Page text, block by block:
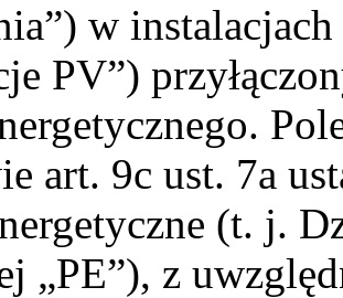
w
PV”)
art. 9c ust. 7a
(t. j.
„PE”), z